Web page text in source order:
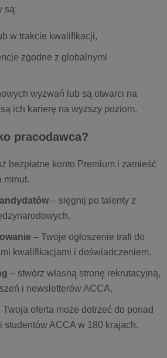
są:
w trakcie kwalifikacji,
zgodne z globalnymi
wyzwań lub są otwarci na
ich karierę na wyższy poziom.
pracodawca?
bezpłatne konto Premium i zamieść
minut.
– sięgnij po talenty z
– Twoje ogłoszenie trafi do
kwalifikacjami i doświadczeniem.
– stwórz własną stronę rekrutacyjną,
i newsletterów ACCA.
Twoja oferta może dotrzeć do ponad
studentów ACCA w 180 krajach.